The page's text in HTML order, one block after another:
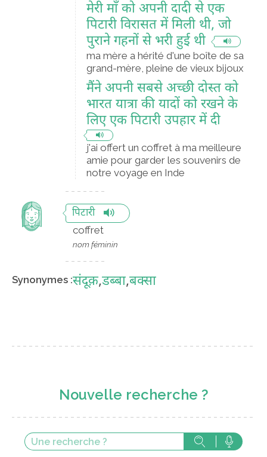
मेरी माँ को अपनी दादी से एक
पिटारी विरासत में मिली थी, जो
पुराने गहनों से भरी हुई थी
ma mère a hérité d'une boîte de sa
grand-mère, pleine de vieux bijoux
मैंने अपनी सबसे अच्छी दोस्त को
भारत यात्रा की यादों को रखने के
लिए एक पिटारी उपहार में दी
j'ai offert un coffret à ma meilleure
amie pour garder les souvenirs de
notre voyage en Inde
पिटारी
coffret
nom féminin
Synonymes :संदूक़,डब्बा,बक्सा
Nouvelle recherche ?